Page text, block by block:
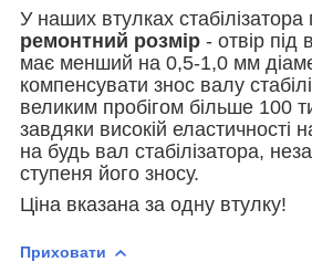
У наших втулках
ремонтний розмір - отвір під
має менший на 0,5-1,0 мм
компенсувати знос валу
великим пробігом більше 100
завдяки високій еластичності
на будь вал стабілізатора,
ступеня його зносу.
Ціна вказана за одну втулку!
Приховати